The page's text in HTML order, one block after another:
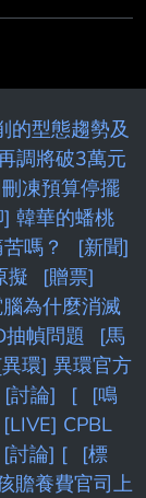
，變化球的掌
的型態趨勢及
調將破3萬元
凍預算停擺
] 韓華的蟠桃
嗎？
[新聞]
擬
[贈票]
為什麼消滅
幀問題
[馬
環] 異環官方
[討論] [
[鳴
[LIVE] CPBL
[討論] [
[標
贍養費官司上